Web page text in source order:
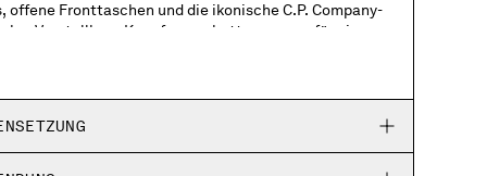
offene Fronttaschen und die ikonische C.P. Company-
Verstellbare Knopfmanschetten sorgen für eine
Das Kleidungsstück wurde in einem